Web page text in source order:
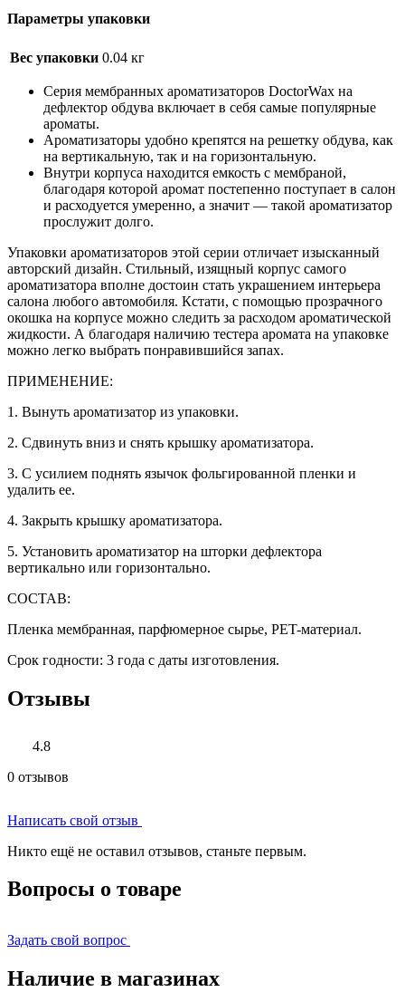
Параметры упаковки
Вес упаковки 0.04 кг
Серия мембранных ароматизаторов DoctorWax на
дефлектор обдува включает в себя самые популярные
ароматы.
Ароматизаторы удобно крепятся на решетку обдува, как
на вертикальную, так и на горизонтальную.
Внутри корпуса находится емкость с мембраной,
благодаря которой аромат постепенно поступает в салон
и расходуется умеренно, а значит — такой ароматизатор
прослужит долго.
Упаковки ароматизаторов этой серии отличает изысканный
авторский дизайн. Стильный, изящный корпус самого
ароматизатора вполне достоин стать украшением интерьера
салона любого автомобиля. Кстати, с помощью прозрачного
окошка на корпусе можно следить за расходом ароматической
жидкости. А благодаря наличию тестера аромата на упаковке
можно легко выбрать понравившийся запах.
ПРИМЕНЕНИЕ:
1. Вынуть ароматизатор из упаковки.
2. Сдвинуть вниз и снять крышку ароматизатора.
3. С усилием поднять язычок фольгированной пленки и
удалить ее.
4. Закрыть крышку ароматизатора.
5. Установить ароматизатор на шторки дефлектора
вертикально или горизонтально.
СОСТАВ:
Пленка мембранная, парфюмерное сырье, PET-материал.
Срок годности: 3 года с даты изготовления.
Отзывы
4.8
0 отзывов
Написать свой отзыв
Никто ещё не оставил отзывов, станьте первым.
Вопросы о товаре
Задать свой вопрос
Наличие в магазинах